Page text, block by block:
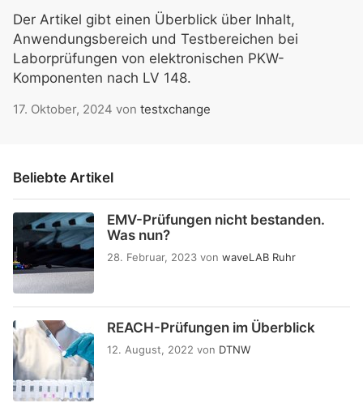
Der Artikel gibt einen Überblick über Inhalt,
Anwendungsbereich und Testbereichen bei
Laborprüfungen von elektronischen PKW-
Komponenten nach LV 148.
17. Oktober, 2024 von testxchange
Beliebte Artikel
EMV-Prüfungen nicht bestanden.
Was nun?
28. Februar, 2023 von waveLAB Ruhr
REACH-Prüfungen im Überblick
12. August, 2022 von DTNW